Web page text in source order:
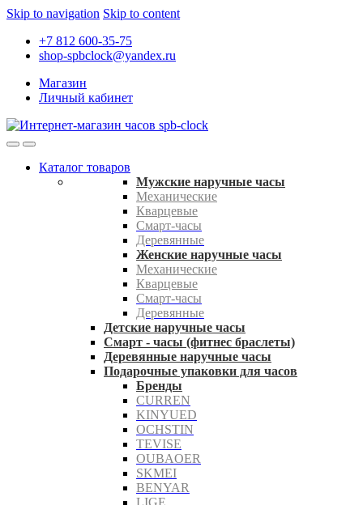
Skip to navigation Skip to content
+7 812 600-35-75
shop-spbclock@yandex.ru
Магазин
Личный кабинет
Каталог товаров
Мужские наручные часы
Механические
Кварцевые
Смарт-часы
Деревянные
Женские наручные часы
Механические
Кварцевые
Смарт-часы
Деревянные
Детские наручные часы
Смарт - часы (фитнес браслеты)
Деревянные наручные часы
Подарочные упаковки для часов
Бренды
CURREN
KINYUED
OCHSTIN
TEVISE
OUBAOER
SKMEI
BENYAR
LIGE